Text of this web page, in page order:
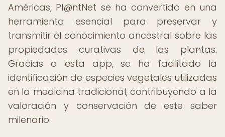
Américas, Pl@ntNet se ha convertido en una
herramienta esencial para preservar y
transmitir el conocimiento ancestral sobre las
propiedades curativas de las plantas.
Gracias a esta app, se ha facilitado la
identificación de especies vegetales utilizadas
en la medicina tradicional, contribuyendo a la
valoración y conservación de este saber
milenario.